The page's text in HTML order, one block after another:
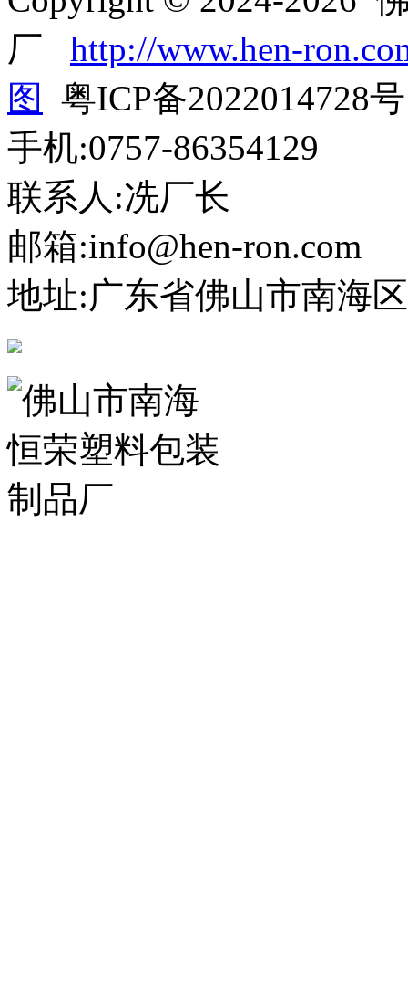
厂 http://www.hen-
图
粤ICP备2022014728号
手机:0757-86354129
联系人:冼厂长
邮箱:info@hen-ron.com
地址:广东省佛山市南海